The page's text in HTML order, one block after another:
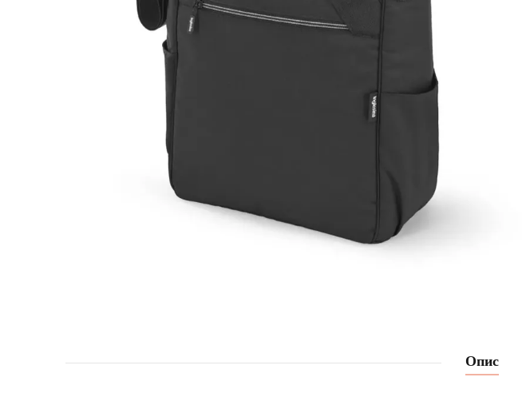
Опис